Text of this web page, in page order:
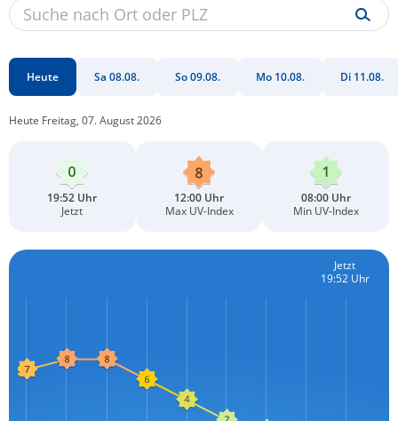
Heute Sa 08.08. So 09.08. Mo 10.08. Di 11.08.
Heute Freitag, 07. August 2026
19:52 Uhr
Jetzt
12:00 Uhr
Max UV-Index
08:00 Uhr
Min UV-Index
Jetzt
19:52 Uhr